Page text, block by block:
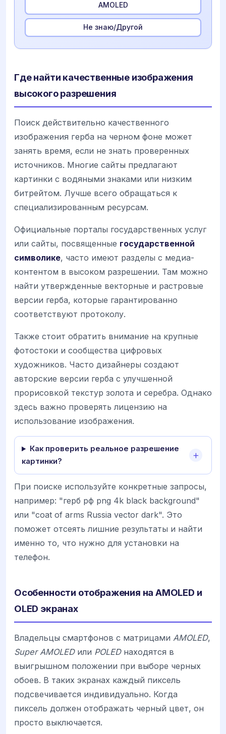
AMOLED
Не знаю/Другой
Где найти качественные изображения
высокого разрешения
Поиск действительно качественного
изображения герба на черном фоне может
занять время, если не знать проверенных
источников. Многие сайты предлагают
картинки с водяными знаками или низким
битрейтом. Лучше всего обращаться к
специализированным ресурсам.
Официальные порталы государственных услуг
или сайты, посвященные государственной
символике, часто имеют разделы с медиа-
контентом в высоком разрешении. Там можно
найти утвержденные векторные и растровые
версии герба, которые гарантированно
соответствуют протоколу.
Также стоит обратить внимание на крупные
фотостоки и сообщества цифровых
художников. Часто дизайнеры создают
авторские версии герба с улучшенной
прорисовкой текстур золота и серебра. Однако
здесь важно проверять лицензию на
использование изображения.
Как проверить реальное разрешение
картинки?
При поиске используйте конкретные запросы,
например: "герб рф png 4k black background"
или "coat of arms Russia vector dark". Это
поможет отсеять лишние результаты и найти
именно то, что нужно для установки на
телефон.
Особенности отображения на AMOLED и
OLED экранах
Владельцы смартфонов с матрицами AMOLED,
Super AMOLEDили POLEDнаходятся в
выигрышном положении при выборе черных
обоев. В таких экранах каждый пиксель
подсвечивается индивидуально. Когда
пиксель должен отображать черный цвет, он
просто выключается.